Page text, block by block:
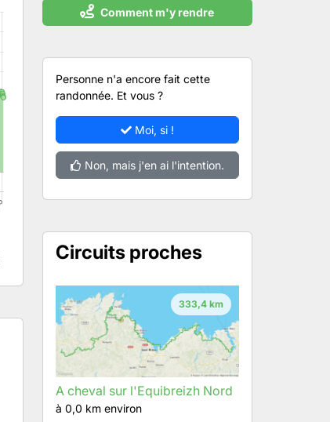
Comment m'y rendre
Personne n'a encore fait cette
randonnée. Et vous ?
Moi, si !
Non, mais j'en ai l'intention.
Circuits proches
333,4 km
A cheval sur l'Equibreizh Nord
à 0,0 km environ